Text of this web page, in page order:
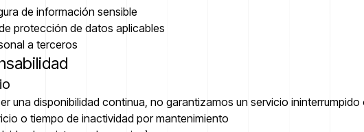
de información sensible
protección de datos aplicables
a terceros
una disponibilidad continua, no garantizamos un servicio
o tiempo de inactividad por mantenimiento